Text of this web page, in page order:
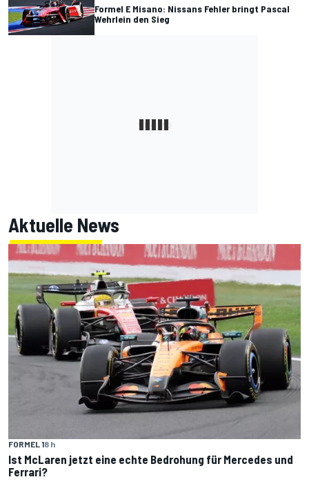
Formel E Misano: Nissans Fehler bringt Pascal
Wehrlein den Sieg
Aktuelle News
FORMEL 18 h
Ist McLaren jetzt eine echte Bedrohung für Mercedes und
Ferrari?